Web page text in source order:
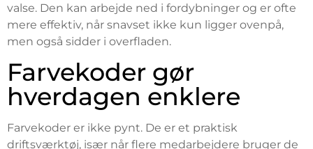
valse. Den kan arbejde ned i fordybninger og er ofte
mere effektiv, når snavset ikke kun ligger ovenpå,
men også sidder i overfladen.
Farvekoder gør
hverdagen enklere
Farvekoder er ikke pynt. De er et praktisk
driftsværktøj, især når flere medarbejdere bruger de